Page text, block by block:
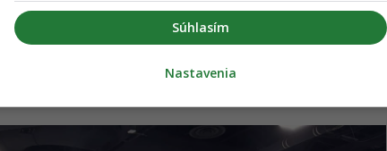
umožňuje súbežné použitie EW modulov a
zabezpečiť flexibilitu pri rozhodovaní o
Súhlasím
Nastavenia